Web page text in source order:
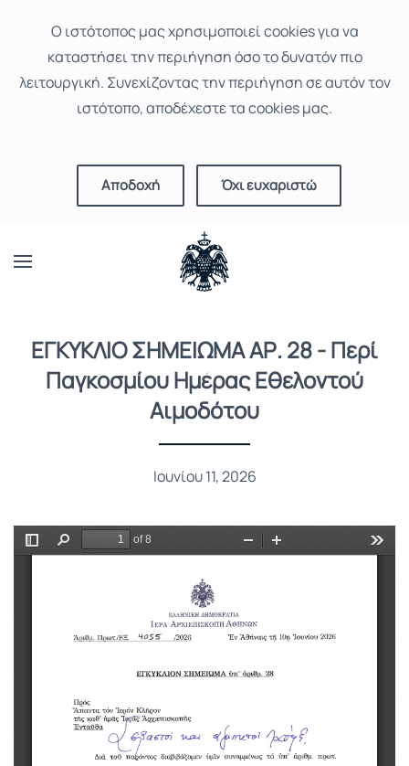
Ο ιστότοπoς μας χρησιμοποιεί cookies για να
καταστήσει την περιήγηση όσο το δυνατόν πιο
λειτουργική. Συνεχίζοντας την περιήγηση σε αυτόν τον
ιστότοπο, αποδέχεστε τα cookies μας.
Αποδοχή Όχι ευχαριστώ
ΕΓΚΥΚΛΙΟ ΣΗΜΕΙΩΜΑ ΑΡ. 28 - Περί
Παγκοσμίου Ημέρας Εθελοντού
Αιμοδότου
Ιουνίου 11, 2026